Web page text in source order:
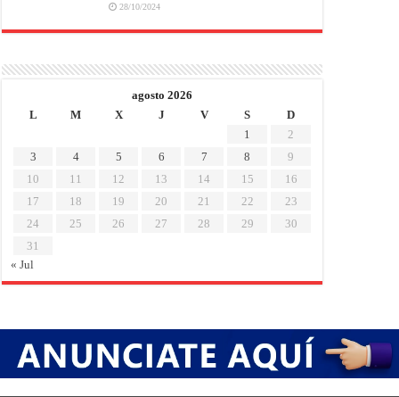
28/10/2024
agosto 2026
L
M X J V S
D
1
2
3
4 5 6 7 8
9
10
11 12 13 14 15
16
17
18 19 20 21 22
23
24
25 26 27 28 29
30
31
« Jul